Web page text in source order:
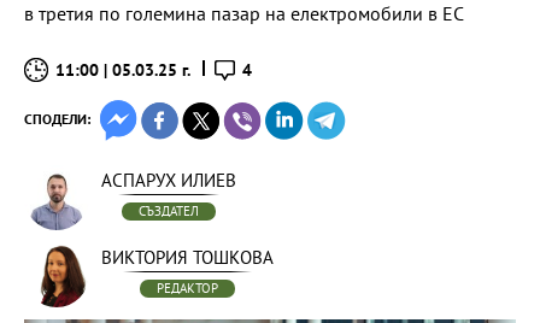
в третия по големина пазар на електромобили в ЕС
11:00 | 05.03.25 г. 4
СПОДЕЛИ:
АСПАРУХ ИЛИЕВ
СЪЗДАТЕЛ
ВИКТОРИЯ ТОШКОВА
РЕДАКТОР